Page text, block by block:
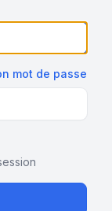
mot de passe